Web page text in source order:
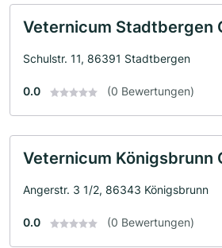
Veternicum Stadtbergen
Schulstr. 11, 86391 Stadtbergen
0.0 (0 Bewertungen)
Veternicum Königsbrunn
Angerstr. 3 1/2, 86343 Königsbrunn
0.0 (0 Bewertungen)